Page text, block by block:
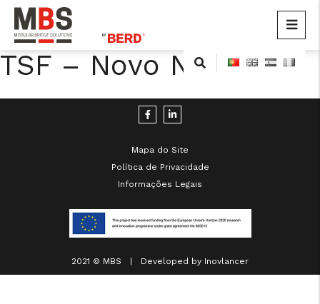
Skip
to
MBS
Modular Bridge Solutions
TSF – Novo Norte
Mapa do Site
Política de Privacidade
Informações Legais
2021 © MBS | Developed by Inovlancer